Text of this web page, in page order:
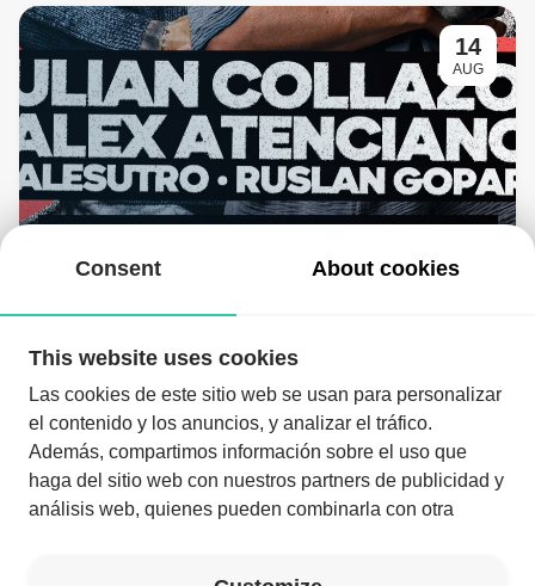
14
AUG
11:30 PM- 06:00 AM
Consent About cookies
This website uses cookies
Las cookies de este sitio web se usan para personalizar
el contenido y los anuncios, y analizar el tráfico.
Además, compartimos información sobre el uso que
haga del sitio web con nuestros partners de publicidad y
análisis web, quienes pueden combinarla con otra